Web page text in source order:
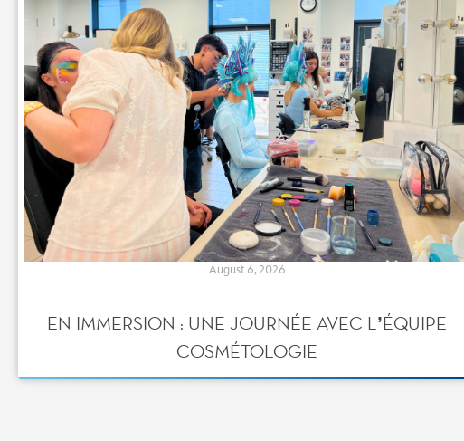
August 6, 2026
EN IMMERSION : UNE JOURNÉE AVEC L’ÉQUIPE
COSMÉTOLOGIE